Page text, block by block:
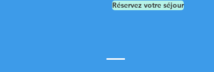
Réservez votre séjour